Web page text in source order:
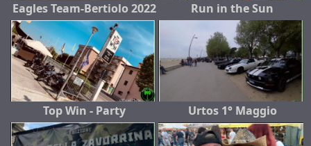
Eagles Team-Bertiolo 2022 Run in the Sun
Top Win - Party Urtos 1° Maggio